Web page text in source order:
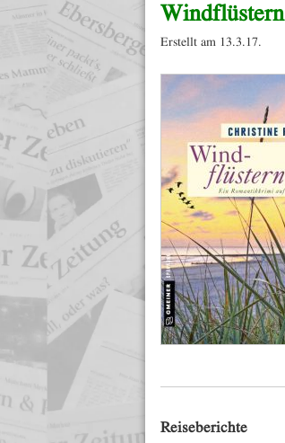
Windflüstern
Erstellt am 13.3.17.
Reiseberichte